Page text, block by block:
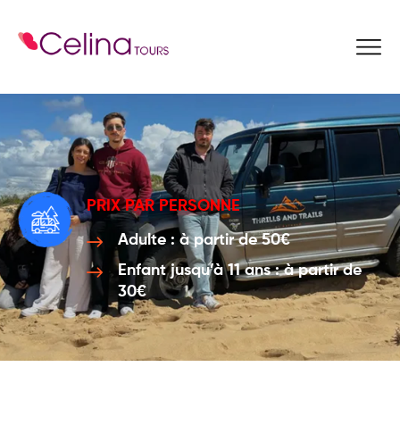
PRIX PAR PERSONNE
Adulte : à partir de 50€
Enfant jusqu’à 11 ans : à partir de
30€